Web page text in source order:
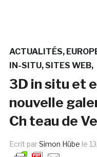
ACTUALITÉS
IN-SITU SITES WEB
3D in situ et
nouvelle
Ch teau de
Ecrit parSimon Hübe le